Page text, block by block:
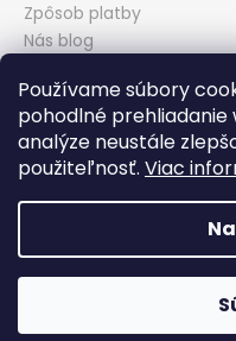
Používame súbory
pohodlné
analýze neustále
použiteľnosť. Viac
Zpôsob platby
Nás blog
Zásady ochrany
Odstúpenie od kúpnej
Copyright 2026
Všetky